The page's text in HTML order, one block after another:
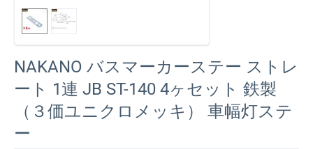
NAKANO バスマーカーステー ストレ
ート 1連 JB ST-140 4ヶセット 鉄製
（３価ユニクロメッキ） 車幅灯ステ
ー